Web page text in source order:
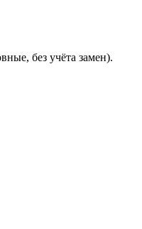
без учёта замен).